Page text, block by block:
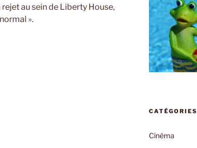
au sein de Liberty House,
».
CATÉGORIES
Cinéma